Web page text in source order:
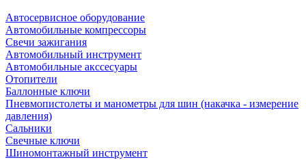
Автосервисное оборудование
Автомобильные компрессоры
Свечи зажигания
Автомобильный инструмент
Автомобильные акссесуары
Отопители
Баллонные ключи
Пневмопистолеты и манометры для шин (накачка - измерение
давления)
Сальники
Свечные ключи
Шиномонтажный инструмент